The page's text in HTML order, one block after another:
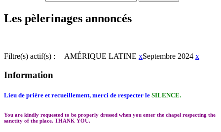
Les pèlerinages annoncés
Filtre(s) actif(s) : AMÉRIQUE LATINE xSeptembre 2024 x
Information
Lieu de prière et recueillement, merci de respecter le SILENCE.
You are kindly requested to be properly dressed when you enter the chapel respecting the
sanctity of the place. THANK YOU.